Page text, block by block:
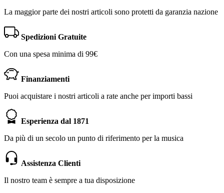
La maggior parte dei nostri articoli sono protetti da garanzia nazione
Spedizioni Gratuite
Con una spesa minima di 99€
Finanziamenti
Puoi acquistare i nostri articoli a rate anche per importi bassi
Esperienza dal 1871
Da più di un secolo un punto di riferimento per la musica
Assistenza Clienti
Il nostro team è sempre a tua disposizione